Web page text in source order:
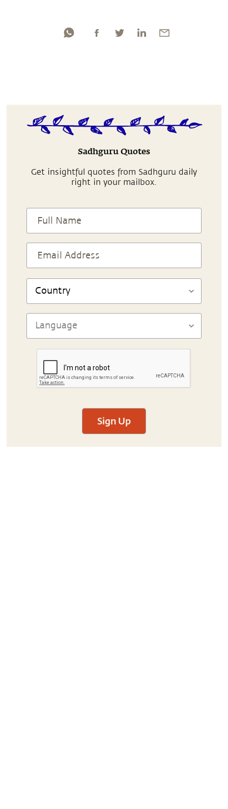
Sadhguru Quotes
Get insightful quotes from Sadhguru daily
right in your mailbox.
Sign Up